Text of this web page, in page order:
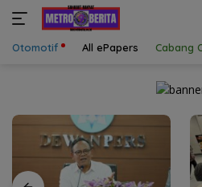
Otomotif All ePapers Cabang